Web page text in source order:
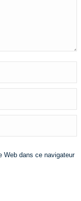
Web dans ce navigateur